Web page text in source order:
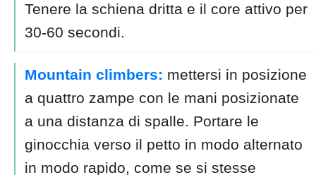
Tenere la schiena dritta e il core attivo per
30-60 secondi.
Mountain climbers: mettersi in posizione
a quattro zampe con le mani posizionate
a una distanza di spalle. Portare le
ginocchia verso il petto in modo alternato
in modo rapido, come se si stesse